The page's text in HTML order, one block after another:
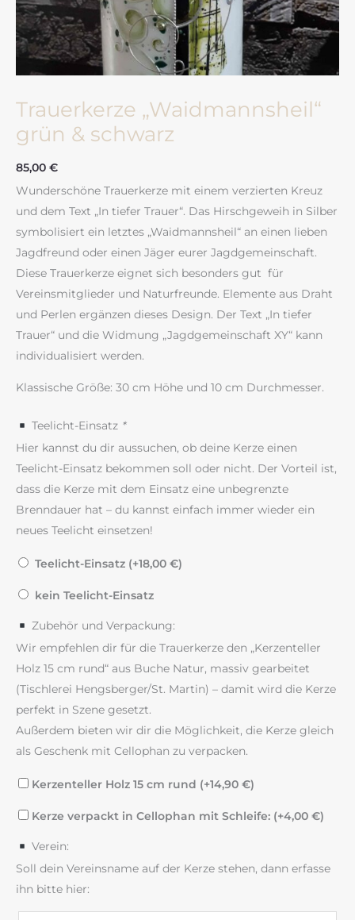
Trauerkerze „Waidmannsheil“
grün & schwarz
85,00 €
Wunderschöne Trauerkerze mit einem verzierten Kreuz
und dem Text „In tiefer Trauer“. Das Hirschgeweih in Silber
symbolisiert ein letztes „Waidmannsheil“ an einen lieben
Jagdfreund oder einen Jäger eurer Jagdgemeinschaft.
Diese Trauerkerze eignet sich besonders gut für
Vereinsmitglieder und Naturfreunde. Elemente aus Draht
und Perlen ergänzen dieses Design. Der Text „In tiefer
Trauer“ und die Widmung „Jagdgemeinschaft XY“ kann
individualisiert werden.
Klassische Größe: 30 cm Höhe und 10 cm Durchmesser.
Teelicht-Einsatz *
Hier kannst du dir aussuchen, ob deine Kerze einen
Teelicht-Einsatz bekommen soll oder nicht. Der Vorteil ist,
dass die Kerze mit dem Einsatz eine unbegrenzte
Brenndauer hat – du kannst einfach immer wieder ein
neues Teelicht einsetzen!
Teelicht-Einsatz (+18,00 €)
kein Teelicht-Einsatz
Zubehör und Verpackung:
Wir empfehlen dir für die Trauerkerze den „Kerzenteller
Holz 15 cm rund“ aus Buche Natur, massiv gearbeitet
(Tischlerei Hengsberger/St. Martin) – damit wird die Kerze
perfekt in Szene gesetzt.
Außerdem bieten wir dir die Möglichkeit, die Kerze gleich
als Geschenk mit Cellophan zu verpacken.
Kerzenteller Holz 15 cm rund (+14,90 €)
Kerze verpackt in Cellophan mit Schleife: (+4,00 €)
Verein:
Soll dein Vereinsname auf der Kerze stehen, dann erfasse
ihn bitte hier: